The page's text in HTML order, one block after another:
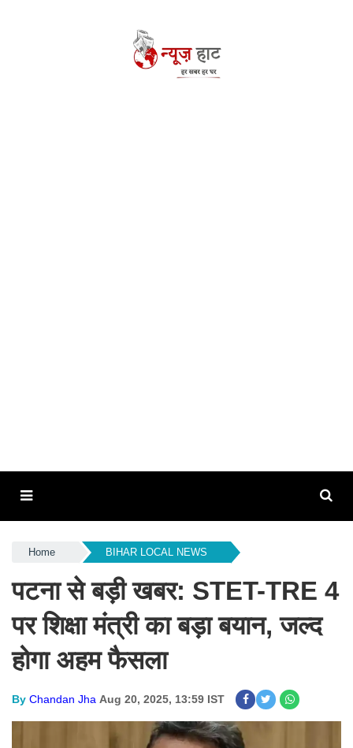
Home BIHAR LOCAL NEWS
पटना से बड़ी खबर: STET-TRE 4
पर शिक्षा मंत्री का बड़ा बयान, जल्द
होगा अहम फैसला
By Chandan Jha Aug 20, 2025, 13:59 IST